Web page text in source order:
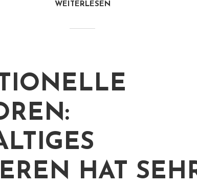
WEITERLESEN
HAT